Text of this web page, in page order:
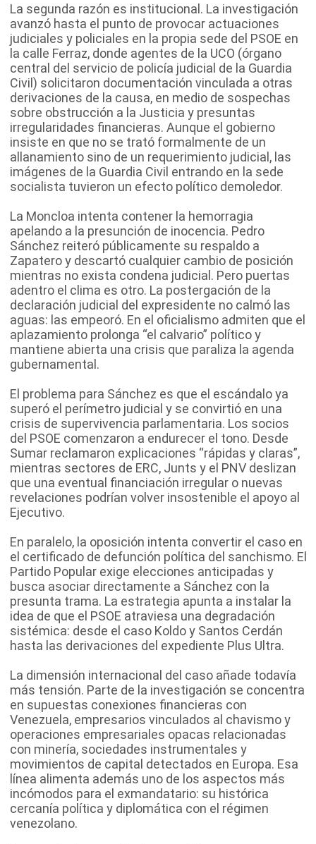
La segunda razón es institucional. La investigación
avanzó hasta el punto de provocar actuaciones
judiciales y policiales en la propia sede del PSOE en
la calle Ferraz, donde agentes de la UCO (órgano
central del servicio de policía judicial de la Guardia
Civil) solicitaron documentación vinculada a otras
derivaciones de la causa, en medio de sospechas
sobre obstrucción a la Justicia y presuntas
irregularidades financieras. Aunque el gobierno
insiste en que no se trató formalmente de un
allanamiento sino de un requerimiento judicial, las
imágenes de la Guardia Civil entrando en la sede
socialista tuvieron un efecto político demoledor.
La Moncloa intenta contener la hemorragia
apelando a la presunción de inocencia. Pedro
Sánchez reiteró públicamente su respaldo a
Zapatero y descartó cualquier cambio de posición
mientras no exista condena judicial. Pero puertas
adentro el clima es otro. La postergación de la
declaración judicial del expresidente no calmó las
aguas: las empeoró. En el oficialismo admiten que el
aplazamiento prolonga “el calvario” político y
mantiene abierta una crisis que paraliza la agenda
gubernamental.
El problema para Sánchez es que el escándalo ya
superó el perímetro judicial y se convirtió en una
crisis de supervivencia parlamentaria. Los socios
del PSOE comenzaron a endurecer el tono. Desde
Sumar reclamaron explicaciones “rápidas y claras”,
mientras sectores de ERC, Junts y el PNV deslizan
que una eventual financiación irregular o nuevas
revelaciones podrían volver insostenible el apoyo al
Ejecutivo.
En paralelo, la oposición intenta convertir el caso en
el certificado de defunción política del sanchismo. El
Partido Popular exige elecciones anticipadas y
busca asociar directamente a Sánchez con la
presunta trama. La estrategia apunta a instalar la
idea de que el PSOE atraviesa una degradación
sistémica: desde el caso Koldo y Santos Cerdán
hasta las derivaciones del expediente Plus Ultra.
La dimensión internacional del caso añade todavía
más tensión. Parte de la investigación se concentra
en supuestas conexiones financieras con
Venezuela, empresarios vinculados al chavismo y
operaciones empresariales opacas relacionadas
con minería, sociedades instrumentales y
movimientos de capital detectados en Europa. Esa
línea alimenta además uno de los aspectos más
incómodos para el exmandatario: su histórica
cercanía política y diplomática con el régimen
venezolano.